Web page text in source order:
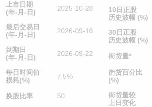
上市日期
(年-月-日)
2025-10-28
最后交易日
(年-月-日)
2026-09-16
到期日
(年-月-日)
2026-09-22
每日时间值
损耗(%)
7.5%
换股比率 50
10日正股
历史波幅 (%)
30日正股
历史波幅 (%)
街货量*
街货百分比
(%)
街货量较
上日变化